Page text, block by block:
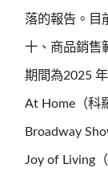
落的報告。目
十、商品銷售
期間為2025
At Home（科
Broadway
Joy of Living